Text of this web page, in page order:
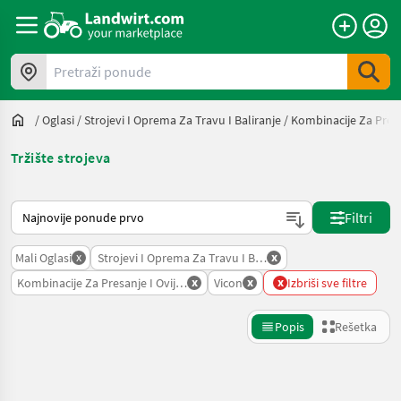
Pretraži ponude
/Oglasi /Strojevi I Oprema Za Travu I Baliranje / Kombinacije Za
Tržište strojeva
Tako se sortira na Landwirt.com
Filtri
Mali Oglasi x Strojevi I Oprema Za Travu I Baliranje
x
Kombinacije Za Presanje I Ovijanje Bala
x Vicon x x Izbriši sve filtre
Popis Rešetka